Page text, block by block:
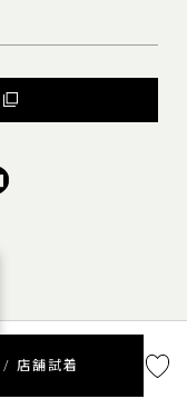
/ 店舗試着